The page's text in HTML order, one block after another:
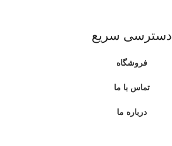
دسترسی سریع
فروشگاه
تماس با ما
درباره ما